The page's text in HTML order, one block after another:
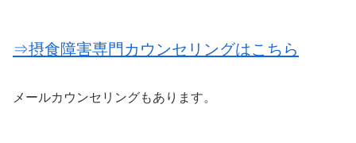
⇒摂食障害専門カウンセリングはこちら
メールカウンセリングもあります。